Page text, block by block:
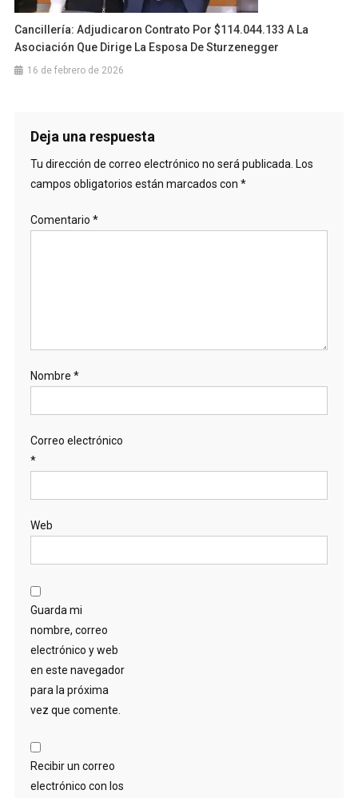
Cancillería: Adjudicaron Contrato Por $114.044.133 A La
Asociación Que Dirige La Esposa De Sturzenegger
16 de febrero de 2026
Deja una respuesta
Tu dirección de correo electrónico no será publicada. Los
campos obligatorios están marcados con *
Comentario *
Nombre *
Correo electrónico
*
Web
Guarda mi
nombre, correo
electrónico y web
en este navegador
para la próxima
vez que comente.
Recibir un correo
electrónico con los